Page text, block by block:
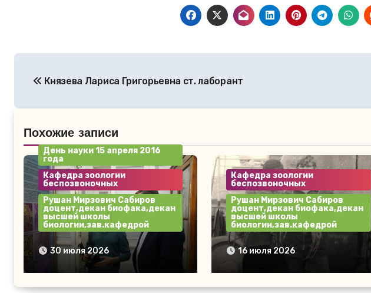
по
записям
Князева Лариса Григорьевна ст. лаборант
Похожие записи
День науки 15 апреля 2016
года
Кафедра зоологии
беспозвоночных
Рушан Мирзович Сабиров
доцент,декан биофака,декан
высшей школы
биологии,зав.кафедрой
День науки 2016 год 15
апреля.Слева на право
И.Р.Нигметзянов старший
преподаватель и
30 июля 2026
Кафедра зоологии
беспозвоночных
Рушан Мирзович Сабиров
доцент,декан биофака,декан
высшей школы
биологии,зав.кафедрой
Сахалин на судне в
заливе Терпения 1978 год
слева на право Сабиров
Р.М. Щетинников А.С.
16 июля 2026